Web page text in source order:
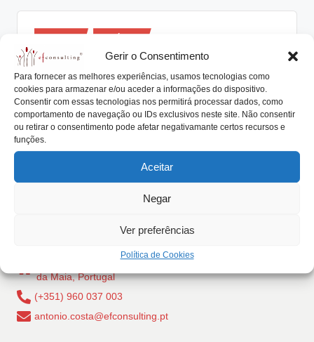
Gerir o Consentimento
Para fornecer as melhores experiências, usamos tecnologias como
cookies para armazenar e/ou aceder a informações do dispositivo.
Consentir com essas tecnologias nos permitirá processar dados, como
comportamento de navegação ou IDs exclusivos neste site. Não consentir
ou retirar o consentimento pode afetar negativamante certos recursos e
funções.
Aceitar
Negar
Ver preferências
Política de Cookies
u
lt
i
n
g
.
p
t
Posted
in
Ações com voto plural e o tabu da
sucessão nas empresas familiares
by
António Nogueira da Costa Fevereiro 9, 2022
As ações com voto plural potenciam mais um motivo
para enfrentar o tema tabu da…
Rua Dr Carlos Pires Felgueiras, 206 - 1, 4470-157 Cidade
da Maia, Portugal
(+351) 960 037 003
antonio.costa@efconsulting.pt